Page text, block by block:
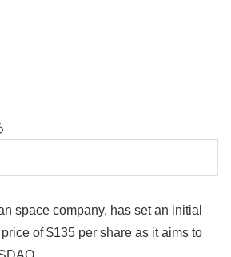
space company, has set an initial
of $135 per share as it aims to